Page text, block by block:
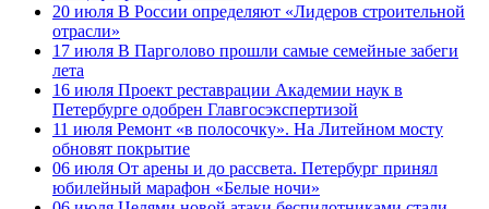
20 июля В России определяют «Лидеров строительной
отрасли»
17 июля В Парголово прошли самые семейные забеги
лета
16 июля Проект реставрации Академии наук в
Петербурге одобрен Главгосэкспертизой
11 июля Ремонт «в полосочку». На Литейном мосту
обновят покрытие
06 июля От арены и до рассвета. Петербург принял
юбилейный марафон «Белые ночи»